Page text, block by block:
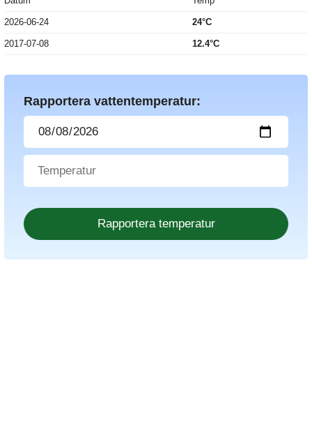
2026-06-24 24°C
2017-07-08 12.4°C
Rapportera vattentemperatur: